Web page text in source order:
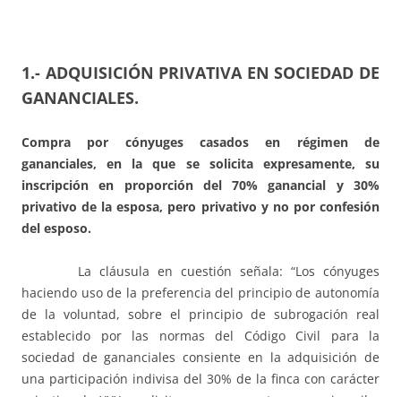
1.- ADQUISICIÓN PRIVATIVA EN SOCIEDAD DE
GANANCIALES.
Compra por cónyuges casados en régimen de
gananciales, en la que se solicita expresamente, su
inscripción en proporción del 70% ganancial y 30%
privativo de la esposa, pero privativo y no por confesión
del esposo.
La cláusula en cuestión señala: “Los cónyuges
haciendo uso de la preferencia del principio de autonomía
de la voluntad, sobre el principio de subrogación real
establecido por las normas del Código Civil para la
sociedad de gananciales consiente en la adquisición de
una participación indivisa del 30% de la finca con carácter